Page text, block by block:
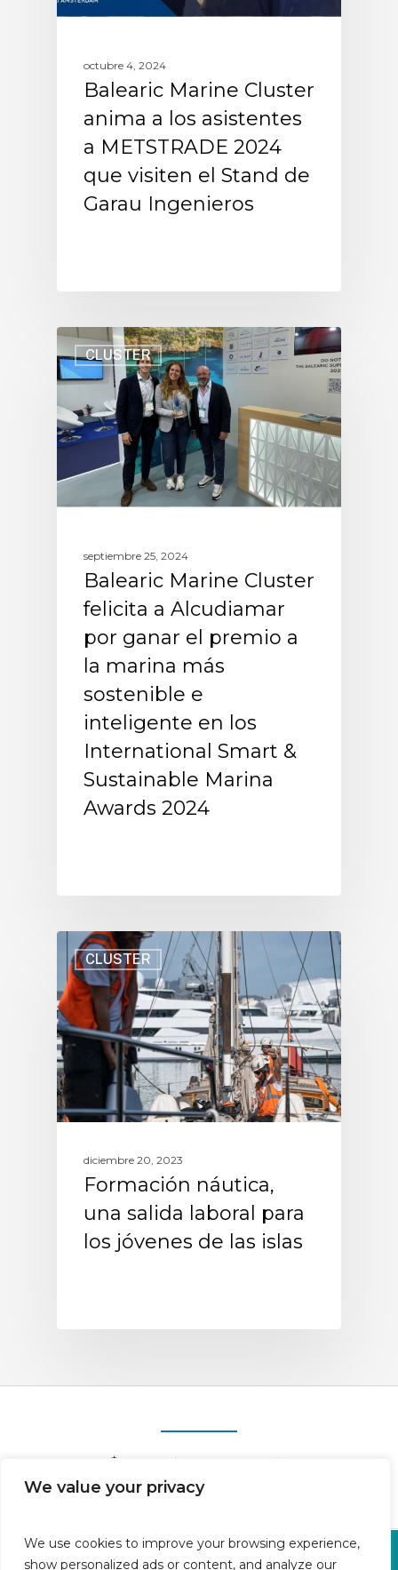
We value your privacy
We use cookies to improve your browsing experience,
show personalized ads or content, and analyze our
octubre 4, 2024
Balearic Marine Cluster
anima a los asistentes
a METSTRADE 2024
que visiten el Stand de
Garau Ingenieros
CLUSTER
septiembre 25, 2024
Balearic Marine Cluster
felicita a Alcudiamar
por ganar el premio a
la marina más
sostenible e
inteligente en los
International Smart &
Sustainable Marina
Awards 2024
CLUSTER
diciembre 20, 2023
Formación náutica,
una salida laboral para
los jóvenes de las islas
Oficina en Calle Fluvià 1,